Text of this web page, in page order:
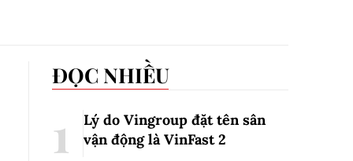
ĐỌC NHIỀU
Lý do Vingroup đặt tên sân
vận động là VinFast2